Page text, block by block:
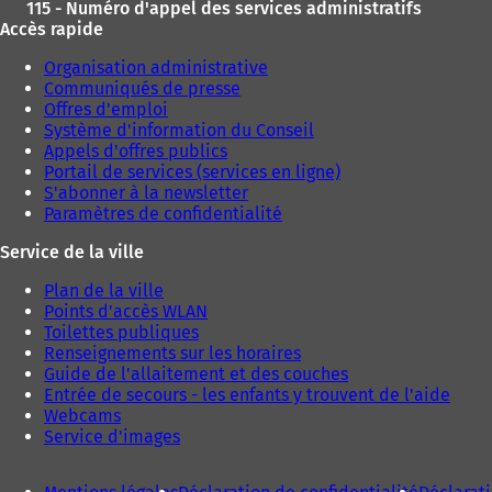
115 - Numéro d'appel des services administratifs
Accès rapide
Organisation administrative
Communiqués de presse
Offres d'emploi
Système d'information du Conseil
Appels d'offres publics
Portail de services (services en ligne)
S'abonner à la newsletter
Paramètres de confidentialité
Service de la ville
Plan de la ville
Points d'accès WLAN
Toilettes publiques
Renseignements sur les horaires
Guide de l'allaitement et des couches
Entrée de secours - les enfants y trouvent de l'aide
Webcams
Service d'images